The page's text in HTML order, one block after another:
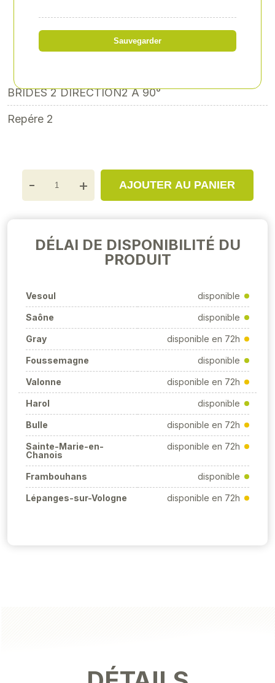
40,02 € HT
BRIDES 2 DIRECTION2 A 90°
Repére 2
- + AJOUTER AU PANIER
DÉLAI DE DISPONIBILITÉ DU
PRODUIT
Vesoul disponible
Saône disponible
Gray disponible en 72h
Foussemagne disponible
Valonne disponible en 72h
Harol disponible
Bulle disponible en 72h
Sainte-Marie-en-
Chanois
disponible en 72h
Frambouhans disponible
Lépanges-sur-Vologne disponible en 72h
Sauvegarder